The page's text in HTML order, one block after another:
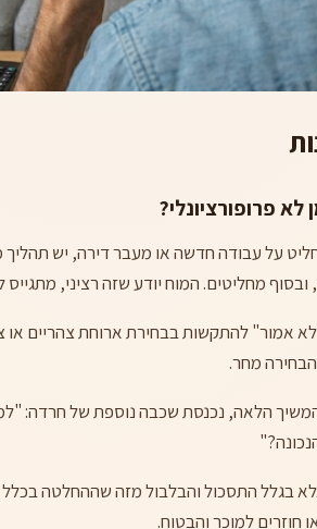
פרופורציונלי?
על עבודה חדשה או מעבר דירה, יש
ובסוף מחליטים. המוח יודע שזה רציני,
להתקשות בבחירת ארוחת צהריים או
מחר.
הלאה, נכנסת שכבה נוספת של חרדה:
בגלל התסכול והבלבול מזה שההחלטה
חוזרים למוכר והבטוח.